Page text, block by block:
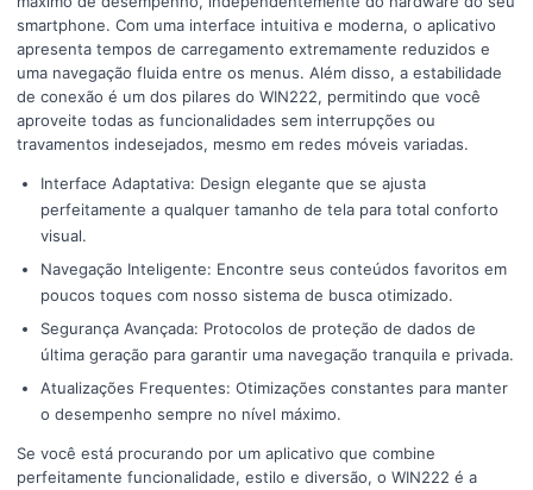
smartphone. Com uma interface intuitiva e moderna, o aplicativo
apresenta tempos de carregamento extremamente reduzidos e
uma navegação fluida entre os menus. Além disso, a estabilidade
de conexão é um dos pilares do WIN222, permitindo que você
aproveite todas as funcionalidades sem interrupções ou
travamentos indesejados, mesmo em redes móveis variadas.
Interface Adaptativa: Design elegante que se ajusta
perfeitamente a qualquer tamanho de tela para total conforto
visual.
Navegação Inteligente: Encontre seus conteúdos favoritos em
poucos toques com nosso sistema de busca otimizado.
Segurança Avançada: Protocolos de proteção de dados de
última geração para garantir uma navegação tranquila e privada.
Atualizações Frequentes: Otimizações constantes para manter
o desempenho sempre no nível máximo.
Se você está procurando por um aplicativo que combine
perfeitamente funcionalidade, estilo e diversão, o WIN222 é a